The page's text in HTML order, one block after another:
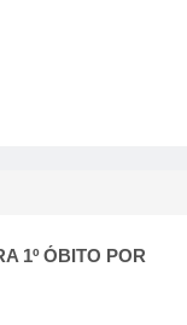
1º ÓBITO POR